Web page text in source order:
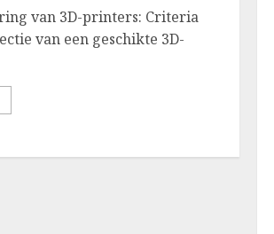
van 3D-printers: Criteria
van een geschikte 3D-